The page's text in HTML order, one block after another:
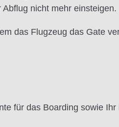
nicht mehr einsteigen.
das Flugzeug das Gate
für das Boarding sowie